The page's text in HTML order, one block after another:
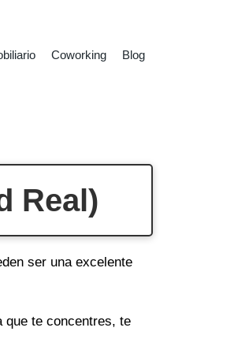
Coworking Blog
Real)
ser una excelente
que te concentres, te